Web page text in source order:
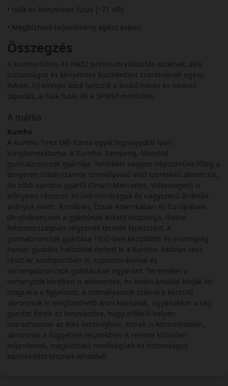
• Halk és kényelmes futás (~71 dB)
• Megbízható teljesítmény egész évben
Összegzés
A Kumho Solus 4S HA32 prémium választás azoknak, akik
biztonságos és kényelmes közlekedést szeretnének egész
évben. Fő előnyei közé tartozik a kiváló havas és nedves
tapadás, a halk futás és a 3PMSF minősítés.
A márka
Kumho
A Kumho Tires Dél-Korea egyik legnagyobb ipari
konglomerátuma. A Kumho, Samyang, Marshal
gumiabroncsok gyártója. Termékei nagyon népszerűek főleg a
tengeren túlon számos személyautó első szerelésű abroncsai,
de több európai gyártó (Smart-Mercedes, Volkswagen) is
előnyben részesíti kitűnő minőségük és nagyszerű ár/érték
arányuk miatt. Ázsiában, Észak-Amerikában és Európában
(Angliában) van a gyártónak kutató központja, illetve
Németországban végeznek termék fejlesztést. A
gumiabroncsok gyártása 1950-ben kezdődött és viszonylag
hamar globális hálózatot épített ki a Kumho. Aktívan vesz
részt az autósportban is, szponzorációval és
versenyabroncsok gyártásával egyaránt. Teremékei a
versenyzők körében is elismertek, és kiváló árukkal hívják fel
magukra a figyelmet. A személyautók számára készülő
abroncsok is megfizethető áron kaphatók, ugyanakkor a cég
gondot fordít az innovációra, hogy előkelő helyen
maradhasson az éles versenyben. Ennek is köszönhetően,
abroncsai a független tesztekben is rendre kitűnően
teljesítenek, megbízható minőségűek és biztonságos
közlekedést tesznek lehetővé.